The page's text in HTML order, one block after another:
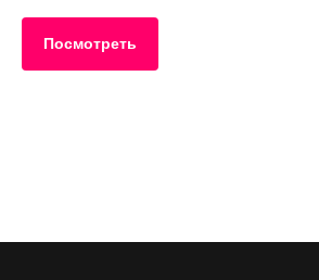
Посмотреть